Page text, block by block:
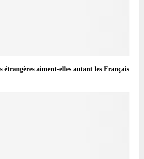
étrangères aiment-elles autant les Français